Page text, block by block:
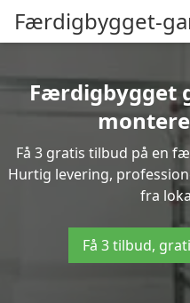
Færdigbygget-
Færdigbygget
Få 3 gratis tilbud på en
Hurtig levering,
fra
Få 3 tilbud,